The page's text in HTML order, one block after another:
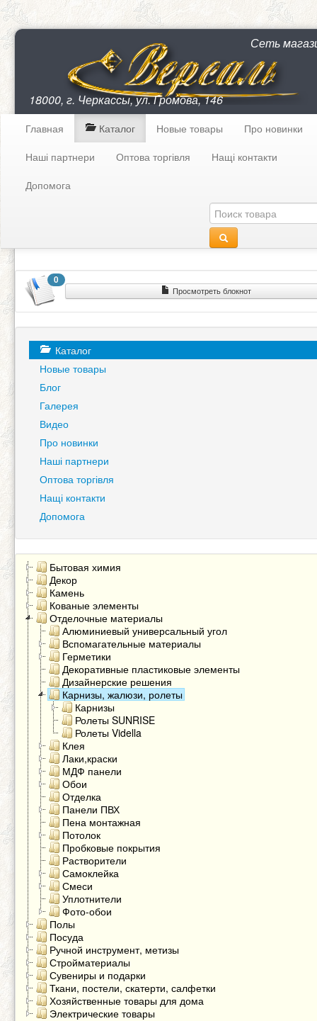
Сеть
18000, г. Черкассы, ул. Громова, 146
Главная Каталог Новые товары
Про новинки
Наші партнери
Оптова торгівля
Нащі контакти
Допомога
0
Просмотреть блокнот
Каталог
Новые товары
Блог
Галерея
Видео
Про новинки
Наші партнери
Оптова торгівля
Нащі контакти
Допомога
Бытовая химия
Декор
Камень
Кованые элементы
Отделочные материалы
Алюминиевый универсальный угол
Вспомагательные материалы
Герметики
Декоративные пластиковые элементы
Дизайнерские решения
Карнизы, жалюзи, ролеты
Карнизы
Ролеты SUNRISE
Ролеты Vidella
Клея
Лаки,краски
МДФ панели
Обои
Отделка
Панели ПВХ
Пена монтажная
Потолок
Пробковые покрытия
Растворители
Самоклейка
Смеси
Уплотнители
Фото-обои
Полы
Посуда
Ручной инструмент, метизы
Стройматериалы
Сувениры и подарки
Ткани, постели, скатерти, салфетки
Хозяйственные товары для дома
Электрические товары